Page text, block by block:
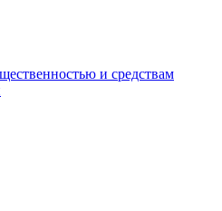
и средствам